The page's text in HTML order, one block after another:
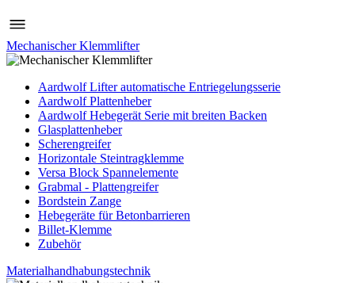
Mechanischer Klemmlifter
Aardwolf Lifter automatische Entriegelungsserie
Aardwolf Plattenheber
Aardwolf Hebegerät Serie mit breiten Backen
Glasplattenheber
Scherengreifer
Horizontale Steintragklemme
Versa Block Spannelemente
Grabmal - Plattengreifer
Bordstein Zange
Hebegeräte für Betonbarrieren
Billet-Klemme
Zubehör
Materialhandhabungstechnik